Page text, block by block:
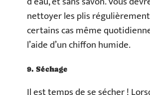
nettoyer les plis
certains cas même
l’aide d’un chiffon humide.
9. Séchage